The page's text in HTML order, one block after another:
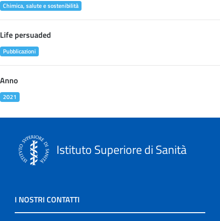
Chimica, salute e sostenibilità
Life persuaded
Pubblicazioni
Anno
2021
Istituto Superiore di Sanità
I NOSTRI CONTATTI